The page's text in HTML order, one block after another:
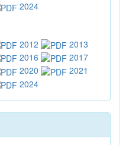
2024
2012
2013
2016
2017
2020
2021
2024